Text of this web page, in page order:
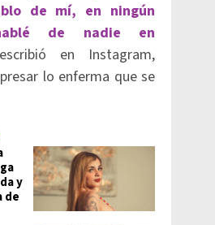
de mí, en ningún
de nadie en
en Instagram,
lo enferma que se
y
de